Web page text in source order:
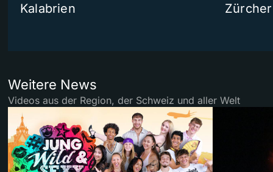
Kalabrien
Weitere News
Videos aus der Region, der Schweiz und aller Welt